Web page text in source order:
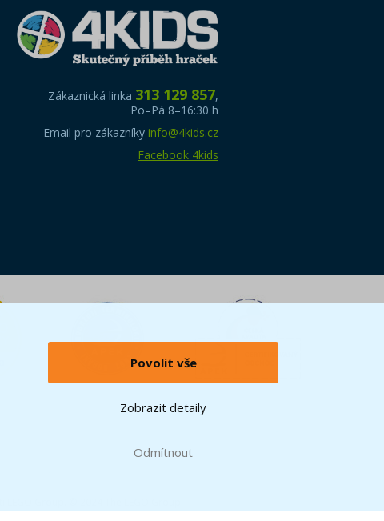
Povolit vše
Zobrazit detaily
Odmítnout
Zákaznická linka 313 129 857,
Po–Pá 8–16:30 h
Email pro zákazníky info@4kids.cz
Facebook 4kids